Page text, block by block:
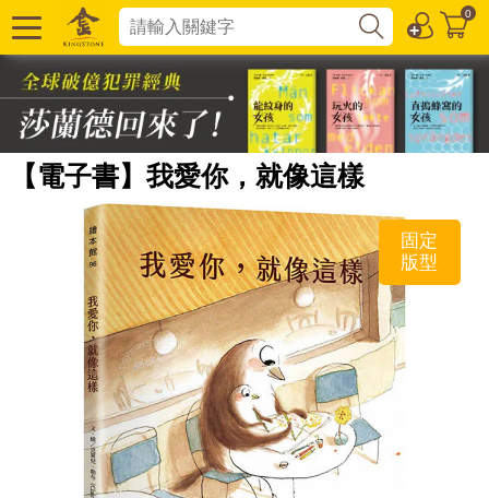
0
【電子書】我愛你，就像這樣
固定
版型